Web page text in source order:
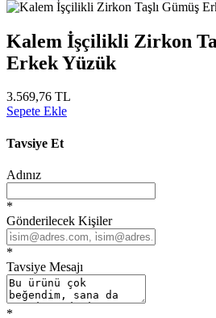
Kalem İşçilikli Zirkon
Erkek Yüzük
3.569,76 TL
Sepete Ekle
Tavsiye Et
Adınız
*
Gönderilecek Kişiler
*
Tavsiye Mesajı
*